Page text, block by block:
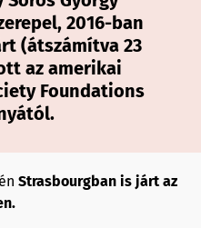
2016-ban
(átszámítva 23
az amerikai
Foundations
Strasbourgban is járt az